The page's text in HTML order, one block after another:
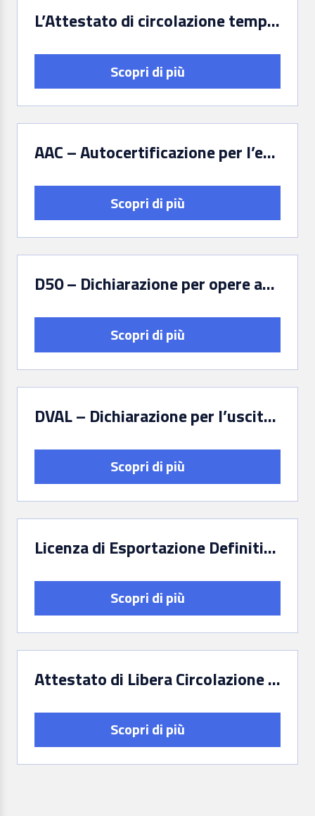
L’Attestato di circolazione temporanea e Licenza di esportazione temporanea (art. 66, 67 e 71 del D.Lgs. 42/2004)
Scopri di più
AAC – Autocertificazione per l’esportazione/spedizione di opere d’arte contemporanea
Scopri di più
D50 – Dichiarazione per opere aventi più di cinquanta e meno di settanta anni
Scopri di più
DVAL – Dichiarazione per l’uscita di oggetti d’arte eseguiti da più di settant’anni di valore inferiore a € 50.000,00
Scopri di più
Licenza di Esportazione Definitiva (art. 74 del D.Lgs. 42/2004)
Scopri di più
Attestato di Libera Circolazione (art. 68 del D.Lgs. 42/2004)
Scopri di più